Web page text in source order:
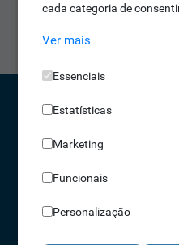
instalações. Com esta
(chamada para a rede fixa nacional)
info@idonic.com
cada categoria de
Ver mais
Essenciais
Estatísticas
Marketing
Funcionais
Personalização